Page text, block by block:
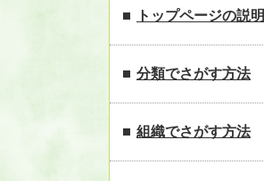
トップページの説明
分類でさがす方法
組織でさがす方法